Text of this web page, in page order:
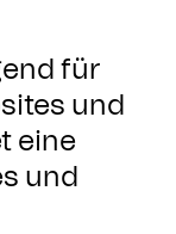
für
und
eine
und